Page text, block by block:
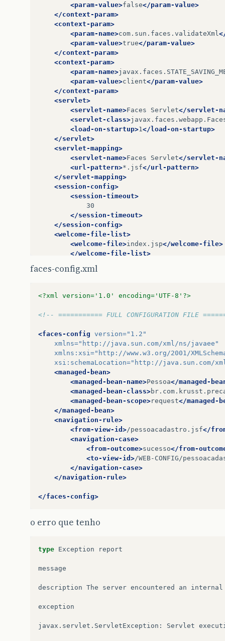
<param-value>false</param-value>
</context-param>
<context-param>
<param-name>com.sun.faces.validateXml
<param-value>true</param-value>
</context-param>
<context-param>
<param-name>
<param-value>client</param-value>
</context-param>
<servlet>
<servlet-name>Faces Servlet</servlet-
<servlet-class>
<load-on-startup>1 </load-on-startup>
</servlet>
<servlet-mapping>
<servlet-name>Faces Servlet</servlet-
<url-pattern>*.jsf</url-pattern>
</servlet-mapping>
<session-config>
<session-timeout>
</session-timeout>
</session-config>
<welcome-file-list>
<welcome-file>index.jsp</welcome-file>
</welcome-file-list>
faces-config.xml
<?xml version='1.0' encoding='UTF-8'?>
<!-- =========== FULL CONFIGURATION FILE
<faces-config version="1.2"
xmlns="http://java.sun.com/xml/ns/javaee"
xmlns:xsi="http://www.w3.org/2001/
xsi:schemaLocation="http://java.sun.com/
<managed-bean>
<managed-bean-name>Pessoa</managed-
<managed-bean-class>
<managed-bean-scope>request</managed-
</managed-bean>
<navigation-rule>
<from-view-id>/pessoacadastro.jsf</
<navigation-case>
<from-outcome>sucesso</from-
<to-view-id>/WEB-CONFIG/
</navigation-case>
</navigation-rule>
</faces-config>
o erro que tenho
type Exception report
message
description The server encountered an internal
exception
javax . servlet . ServletException : Servlet